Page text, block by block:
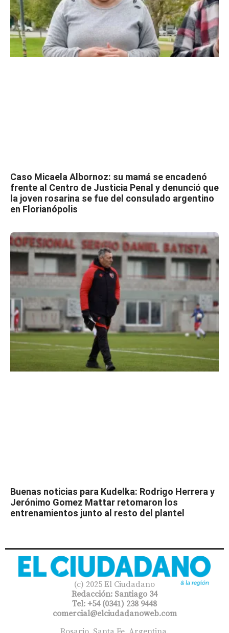
Caso Micaela Albornoz: su mamá se encadenó
frente al Centro de Justicia Penal y denunció que
la joven rosarina se fue del consulado argentino
en Florianópolis
Buenas noticias para Kudelka: Rodrigo Herrera y
Jerónimo Gomez Mattar retomaron los
entrenamientos junto al resto del plantel
(c) 2025 El Ciudadano
Redacción: Santiago 34
Tel: +54 (0341) 238 9448
comercial@elciudadanoweb.com​